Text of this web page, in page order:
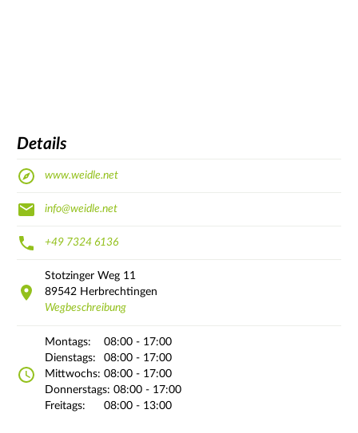
Details
www.weidle.net
info@weidle.net
+49 7324 6136
Stotzinger Weg 11
89542 Herbrechtingen
Wegbeschreibung
Montags:
08:00 - 17:00
Dienstags:
08:00 - 17:00
Mittwochs: 08:00 - 17:00
Donnerstags: 08:00 - 17:00
Freitags:
08:00 - 13:00